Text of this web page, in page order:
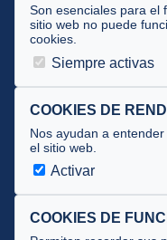
Tecnificación
JUECES Y OFICIALES
Documentos
Cursos
Circulares oficiales
Convocatorias y Equipaciones
Son esenciales para el
sitio web no puede
cookies.
Siempre activas
COOKIES DE
Nos ayudan a
el sitio web.
Activar
COOKIES DE